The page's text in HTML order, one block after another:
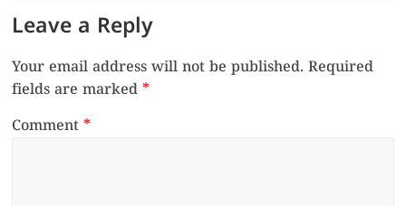
Leave a Reply
Your email address will not be published. Required
fields are marked*
Comment*